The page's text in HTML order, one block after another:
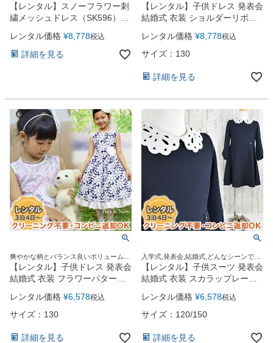
【レンタル】スノーフラワー刺
繍メッシュドレス（SK596）グ
レンタル価格 ¥8,778税込
詳細を見る
【レンタル】子供ドレス 発表会
結婚式 衣装 ショルダーリボン
付ローズジャガードサマーワン
ピース（全2色） 薄桃 薄青
レンタル価格 ¥8,778税込
サイズ：130
詳細を見る
爽やかな柄とバランス良いボリューム感
のあるワンピース♪
【レンタル】子供ドレス 発表会
結婚式 衣装 フラワーパターン
＆フリルワンピースドレス
（CK348） 【 発表会 コンクー
ル さわやか 優しい グリーン ラ
レンタル価格 ¥6,578税込
サイズ：130
詳細を見る
入学式,発表会,結婚式,どんなシーンでも
この1着でOK！
【レンタル】子供スーツ 発表会
結婚式 衣装 スカラップレース
襟パフスリーブフレアワンピー
ス（CAT889548）【CHOPIN】
【入学式 女の子 ワンピース お
上品 紺 ネイビー 卒園式 お受験
レンタル価格 ¥6,578税込
サイズ：120/150
詳細を見る